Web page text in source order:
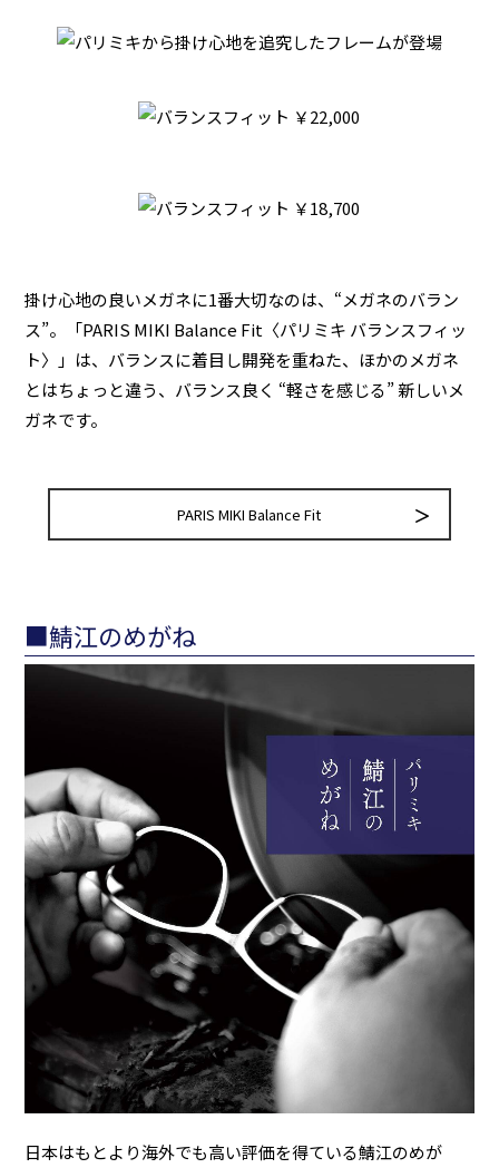
掛け心地の良いメガネに1番大切なのは、“メガネのバラン
ス”。「PARIS MIKI Balance Fit〈パリミキ バランスフィッ
ト〉」は、バランスに着目し開発を重ねた、ほかのメガネ
とはちょっと違う、バランス良く “軽さを感じる” 新しいメ
ガネです。
PARIS MIKI Balance Fit
■鯖江のめがね
日本はもとより海外でも高い評価を得ている鯖江のめが